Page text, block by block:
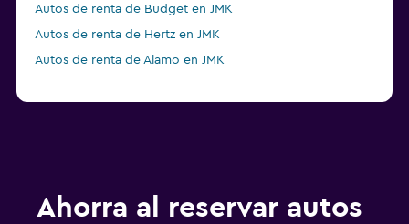
Autos de renta de Budget en JMK
Autos de renta de Hertz en JMK
Autos de renta de Alamo en JMK
Ahorra al reservar autos